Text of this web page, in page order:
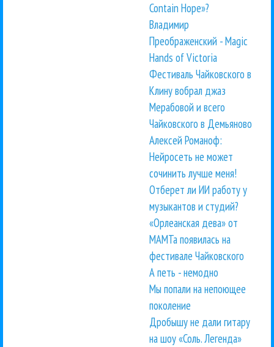
Contain Hope»?
Владимир
Преображенский - Magic
Hands of Victoria
Фестиваль Чайковского в
Клину вобрал джаз
Мерабовой и всего
Чайковского в Демьяново
Алексей Романоф:
Нейросеть не может
сочинить лучше меня!
Отберет ли ИИ работу у
музыкантов и студий?
«Орлеанская дева» от
МАМТа появилась на
фестивале Чайковского
А петь - немодно
Мы попали на непоющее
поколение
Дробышу не дали гитару
на шоу «Соль. Легенда»